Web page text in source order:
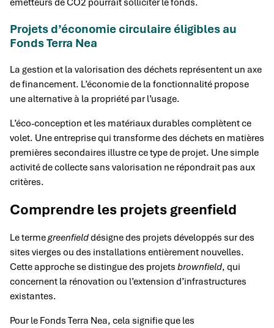
Projets d’économie circulaire éligibles au
Fonds Terra Nea
La gestion et la valorisation des déchets représentent un axe
de financement. L’économie de la fonctionnalité propose
une alternative à la propriété par l’usage.
L’éco-conception et les matériaux durables complètent ce
volet. Une entreprise qui transforme des déchets en matières
premières secondaires illustre ce type de projet. Une simple
activité de collecte sans valorisation ne répondrait pas aux
critères.
Comprendre les projets greenfield
Le termegreenfielddésigne des projets développés sur des
sites vierges ou des installations entièrement nouvelles.
Cette approche se distingue des projets brownfield, qui
concernent la rénovation ou l’extension d’infrastructures
existantes.
Pour le Fonds Terra Nea, cela signifie que les